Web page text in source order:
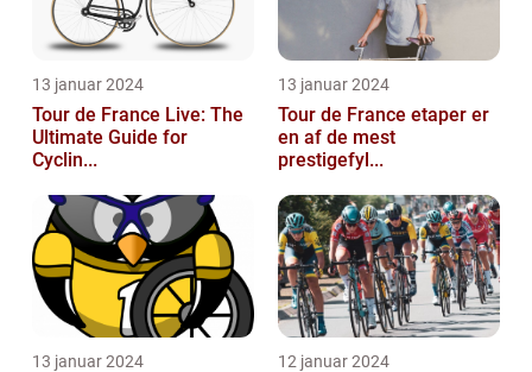
13 januar 2024
Tour de France Live: The
Ultimate Guide for
Cyclin...
13 januar 2024
Tour de France etaper er
en af de mest
prestigefyl...
13 januar 2024 12 januar 2024